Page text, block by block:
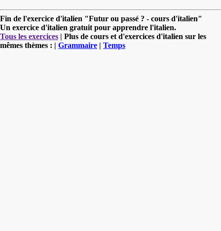
Fin de l'exercice d'italien "Futur ou passé ? - cours d'italien"
Un exercice d'italien gratuit pour apprendre l'italien.
Tous les exercices | Plus de cours et d'exercices d'italien sur les
mêmes thèmes : | Grammaire | Temps